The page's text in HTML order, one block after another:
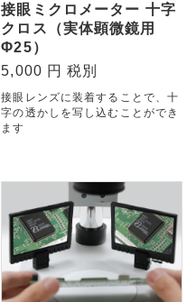
接眼ミクロメーター 十字
クロス（実体顕微鏡用
Φ25）
5,000 円 税別
接眼レンズに装着することで、十
字の透かしを写し込むことができ
ます